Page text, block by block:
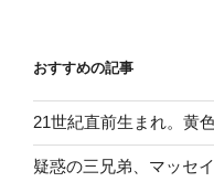
おすすめの記事
21世紀直前生まれ。黄
疑惑の三兄弟、マッセ